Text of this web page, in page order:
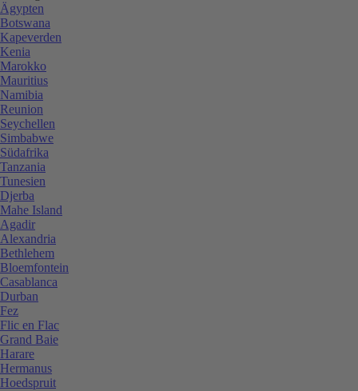
Ägypten
Botswana
Kapeverden
Kenia
Marokko
Mauritius
Namibia
Reunion
Seychellen
Simbabwe
Südafrika
Tanzania
Tunesien
Djerba
Mahe Island
Agadir
Alexandria
Bethlehem
Bloemfontein
Casablanca
Durban
Fez
Flic en Flac
Grand Baie
Harare
Hermanus
Hoedspruit